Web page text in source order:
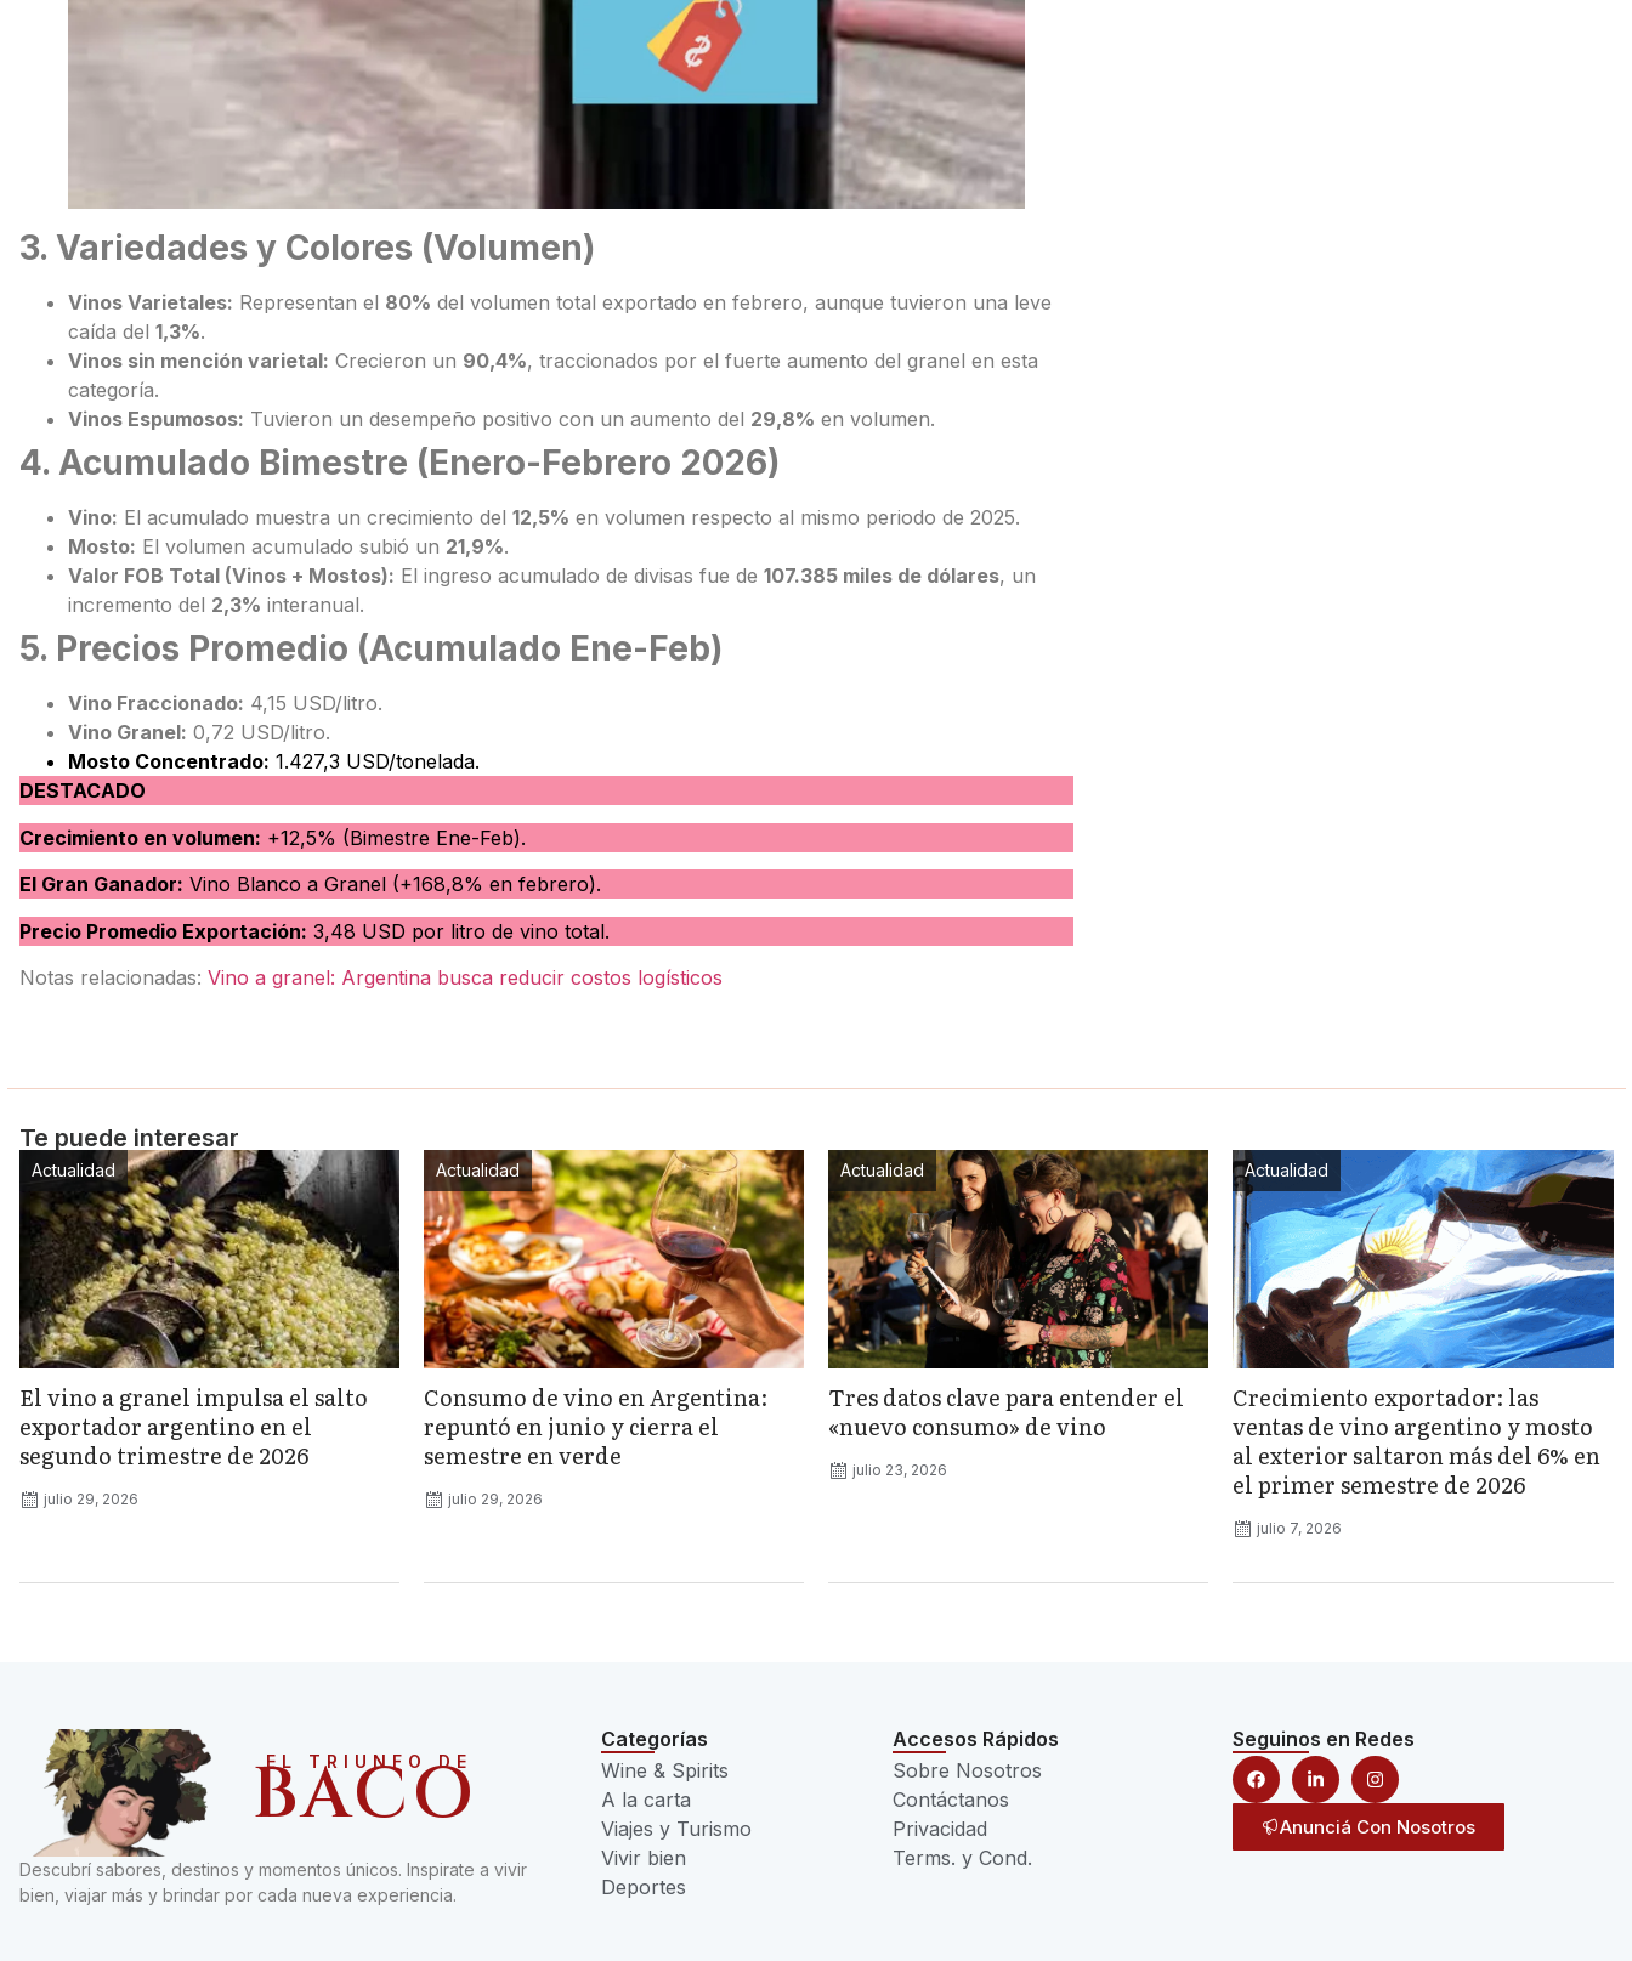
3. Variedades y Colores (Volumen)
Vinos Varietales: Representan el 80% del volumen total exportado en febrero, aunque tuvieron una leve
caída del 1,3%.
Vinos sin mención varietal: Crecieron un 90,4%, traccionados por el fuerte aumento del granel en esta
categoría.
Vinos Espumosos: Tuvieron un desempeño positivo con un aumento del 29,8% en volumen.
4. Acumulado Bimestre (Enero-Febrero 2026)
Vino: El acumulado muestra un crecimiento del 12,5% en volumen respecto al mismo periodo de 2025.
Mosto: El volumen acumulado subió un 21,9%.
Valor FOB Total (Vinos + Mostos): El ingreso acumulado de divisas fue de 107.385 miles de dólares, un
incremento del 2,3% interanual.
5. Precios Promedio (Acumulado Ene-Feb)
Vino Fraccionado: 4,15 USD/litro.
Vino Granel: 0,72 USD/litro.
Mosto Concentrado: 1.427,3 USD/tonelada.
DESTACADO
Crecimiento en volumen: +12,5% (Bimestre Ene-Feb).
El Gran Ganador: Vino Blanco a Granel (+168,8% en febrero).
Precio Promedio Exportación: 3,48 USD por litro de vino total.
Notas relacionadas: Vino a granel: Argentina busca reducir costos logísticos
Te puede interesar
Actualidad
El vino a granel impulsa el salto
exportador argentino en el
segundo trimestre de 2026
julio 29, 2026
Actualidad
Consumo de vino en Argentina:
repuntó en junio y cierra el
semestre en verde
julio 29, 2026
Actualidad
Tres datos clave para entender el
«nuevo consumo» de vino
julio 23, 2026
Actualidad
Crecimiento exportador: las
ventas de vino argentino y mosto
al exterior saltaron más del 6% en
el primer semestre de 2026
julio 7, 2026
EL TRIUNFO DE
BACO
Descubrí sabores, destinos y momentos únicos. Inspirate a vivir
bien, viajar más y brindar por cada nueva experiencia.
Categorías
Wine & Spirits
A la carta
Viajes y Turismo
Vivir bien
Deportes
Accesos Rápidos
Sobre Nosotros
Contáctanos
Privacidad
Terms. y Cond.
Seguinos en Redes
Anunciá Con Nosotros